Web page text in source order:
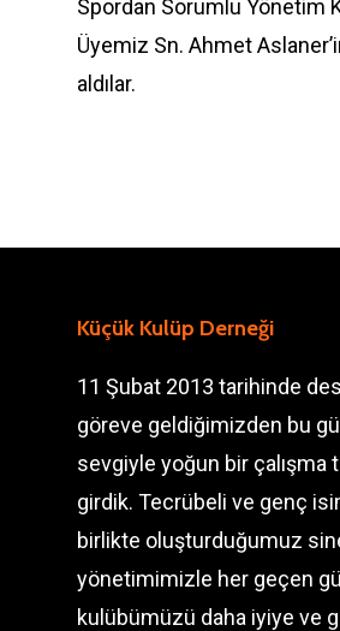
Spordan Sorumlu Yönetim
Üyemiz Sn. Ahmet
aldılar.
Küçük Kulüp Derneği
11 Şubat 2013 tarihinde
göreve geldiğimizden bu
sevgiyle yoğun bir çalışma
girdik. Tecrübeli ve genç
birlikte oluşturduğumuz
yönetimimizle her geçen
kulübümüzü daha iyiye ve